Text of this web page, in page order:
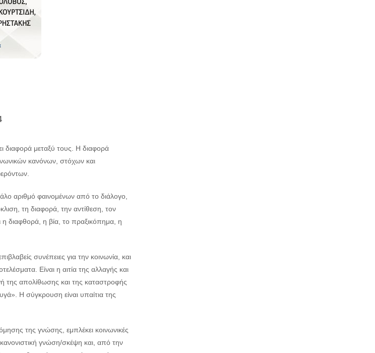
διαφορά μεταξύ τους. Η διαφορά
κανόνων, στόχων και
αριθμό φαινομένων από το διάλογο,
τη διαφορά, την αντίθεση, τον
η διαφθορά, η βία, το πραξικόπημα, η
συνέπειες για την κοινωνία, και
Είναι η αιτία της αλλαγής και
της απολίθωσης και της καταστροφής
Η σύγκρουση είναι υπαίτια της
της γνώσης, εμπλέκει κοινωνικές
γνώση/σκέψη και, από την